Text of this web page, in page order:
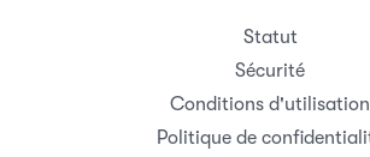
Statut
Sécurité
Conditions d'utilisation
Politique de